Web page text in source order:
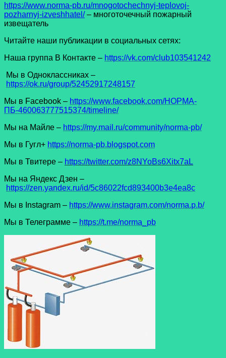
https://www.norma-pb.ru/mnogotochechnyj-teplovoj-
pozharnyj-izveshhatel/ – многоточечный пожарный
извещатель
Читайте наши публикации в социальных сетях:
Наша группа В Контакте – https://vk.com/club103541242
Мы в Одноклассниках –
https://ok.ru/group/52452917248157
Мы в Facеbook – https://www.facebook.com/НОРМА-
ПБ-460063777515374/timeline/
Мы на Майле – https://my.mail.ru/community/norma-pb/
Мы в Гугл+ https://norma-pb.blogspot.com
Мы в Твитере – https://twitter.com/z8NYoBs6Xitx7aL
Мы на Яндекс Дзен –
https://zen.yandex.ru/id/5c86022fcd893400b3e4ea8c
Мы в Instagram – https://www.instagram.com/norma.p.b/
Мы в Телеграмме – https://t.me/norma_pb